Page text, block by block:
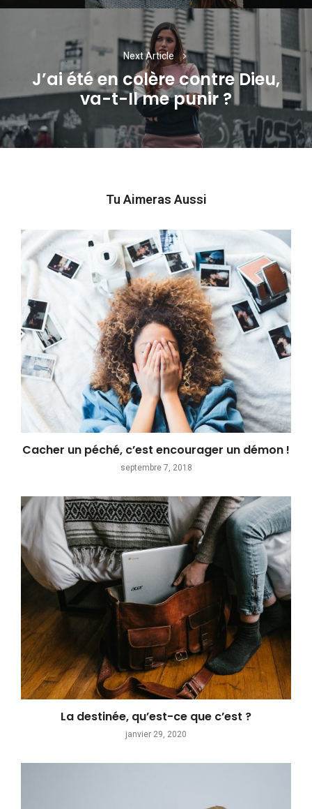
Next Article
Next
post:
J’ai été en colère contre Dieu,
va-t-Il me punir ?
Tu Aimeras Aussi
Cacher un péché, c’est encourager un démon !
septembre 7, 2018
La destinée, qu’est-ce que c’est ?
janvier 29, 2020